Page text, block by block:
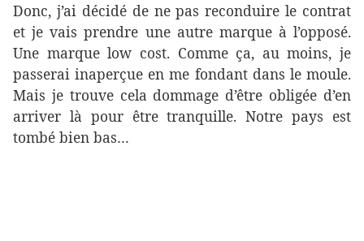
Donc, j’ai décidé de ne pas reconduire le contrat
et je vais prendre une autre marque à l’opposé.
Une marque low cost. Comme ça, au moins, je
passerai inaperçue en me fondant dans le moule.
Mais je trouve cela dommage d’être obligée d’en
arriver là pour être tranquille. Notre pays est
tombé bien bas…